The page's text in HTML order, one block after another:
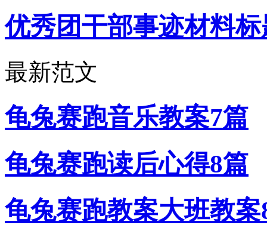
优秀团干部事迹材料标
最新范文
龟兔赛跑音乐教案7篇
龟兔赛跑读后心得8篇
龟兔赛跑教案大班教案